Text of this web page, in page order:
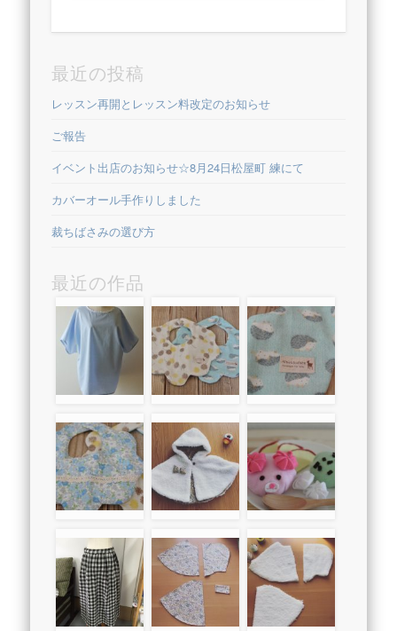
最近の投稿
レッスン再開とレッスン料改定のお知らせ
ご報告
イベント出店のお知らせ☆8月24日松屋町 練にて
カバーオール手作りしました
裁ちばさみの選び方
最近の作品